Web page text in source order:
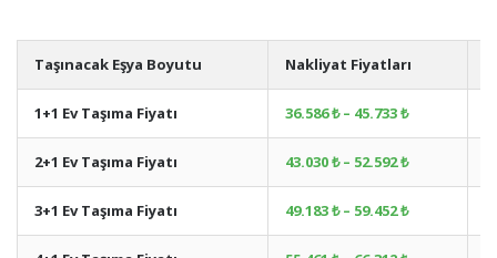
Taşınacak Eşya Boyutu Nakliyat Fiyatları
1+1 Ev Taşıma Fiyatı 36.586 ₺ – 45.733 ₺
2+1 Ev Taşıma Fiyatı 43.030 ₺ – 52.592 ₺
3+1 Ev Taşıma Fiyatı 49.183 ₺ – 59.452 ₺